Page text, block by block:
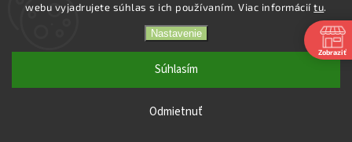
webu vyjadrujete súhlas s ich používaním. Viac informáciítu.
Nastavenie
Odmietnuť
Súhlasím
. Všetky práva vyhradené.
Zobraziť